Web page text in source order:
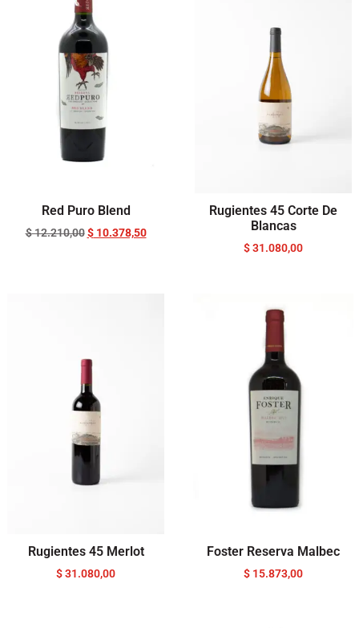
Red Puro Blend
$12.210,00 $10.378,50
Rugientes 45 Corte De
Blancas
$31.080,00
Rugientes 45 Merlot
$31.080,00
Foster Reserva Malbec
$ 15.873,00